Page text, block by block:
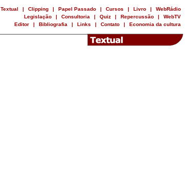
Textual | Clipping | Papel Passado | Cursos | Livro |
WebRádio
Legislação
| Consultoria | Quiz | Repercussão |
WebTV
Editor
| Bibliografia | Links | Contato | Economia da cultura